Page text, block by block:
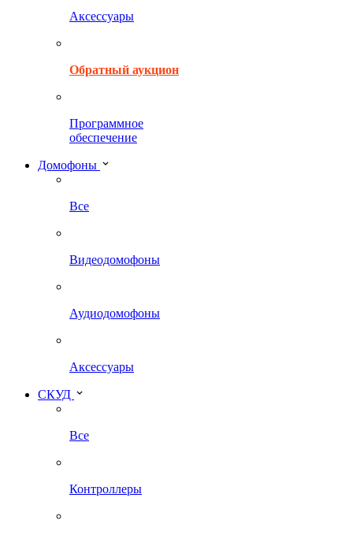
Аксессуары
Обратный аукцион
Программное
обеспечение
Домофоны
Все
Видеодомофоны
Аудиодомофоны
Аксессуары
СКУД
Все
Контроллеры